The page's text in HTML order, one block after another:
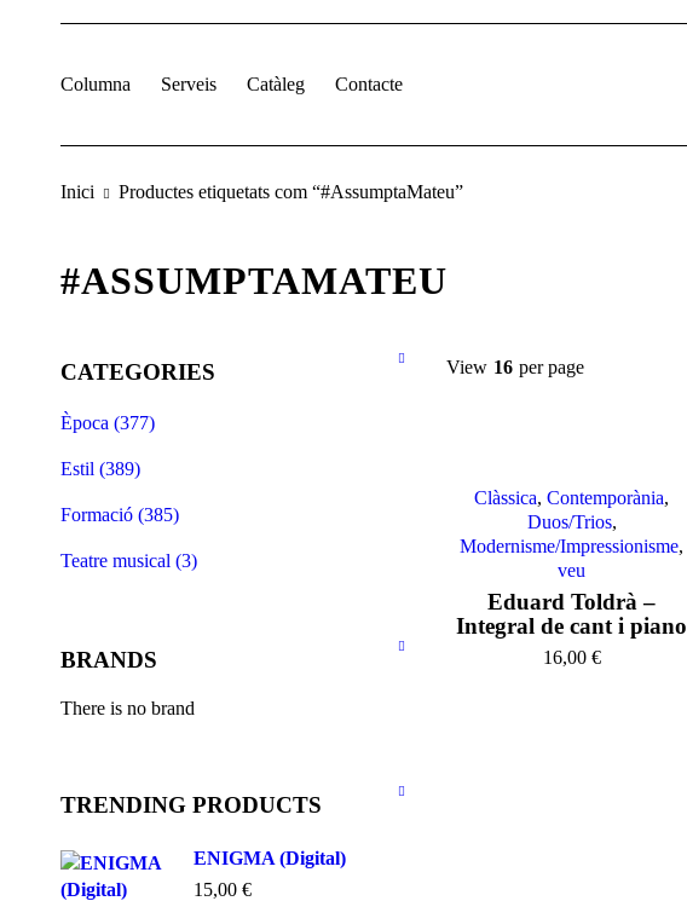
Columna Serveis Catàleg Contacte
Inici Productes etiquetats com “#AssumptaMateu”
#ASSUMPTAMATEU
CATEGORIES
Època (377)
Estil (389)
Formació (385)
Teatre musical (3)
BRANDS
There is no brand
TRENDING PRODUCTS
ENIGMA (Digital)
15,00 €
View 16 per page
Clàssica,Contemporània,
Duos/Trios,
Modernisme/Impressionisme,
veu
Eduard Toldrà –
Integral de cant i piano
16,00 €